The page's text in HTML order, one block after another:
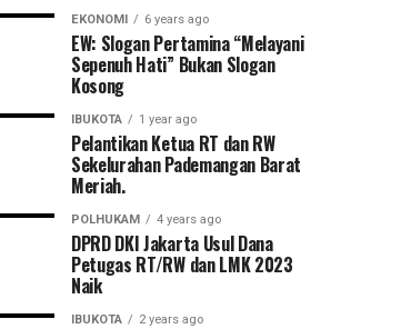
EKONOMI 6 years ago
EW: Slogan Pertamina “Melayani
Sepenuh Hati” Bukan Slogan
Kosong
IBUKOTA 1 year ago
Pelantikan Ketua RT dan RW
Sekelurahan Pademangan Barat
Meriah.
POLHUKAM 4 years ago
DPRD DKI Jakarta Usul Dana
Petugas RT/RW dan LMK 2023
Naik
IBUKOTA 2 years ago